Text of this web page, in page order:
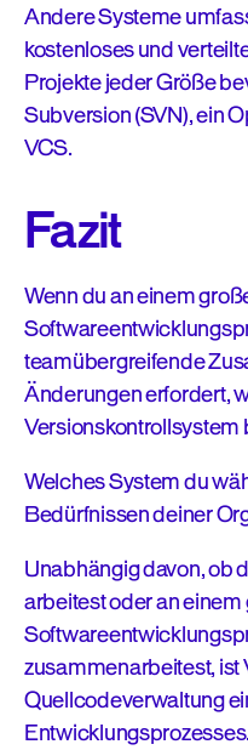
Andere Systeme
kostenloses und
Projekte jeder Größe
Subversion (SVN), ein
VCS.
Fazit
Wenn du an einem
teamübergreifende
Änderungen erfordert,
Versionskontrollsystem
Welches System du
Bedürfnissen deiner
Unabhängig davon, ob
arbeitest oder an einem
zusammenarbeitest, ist
Quellcodeverwaltung